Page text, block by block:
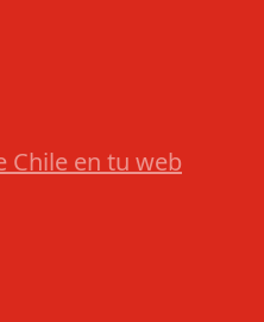
Chile en tu web